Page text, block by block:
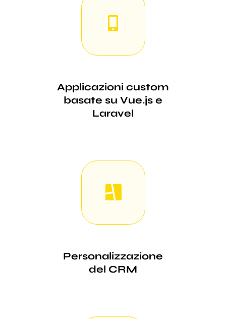
Applicazioni custom
basate su Vue.js e
Laravel
Personalizzazione
del CRM